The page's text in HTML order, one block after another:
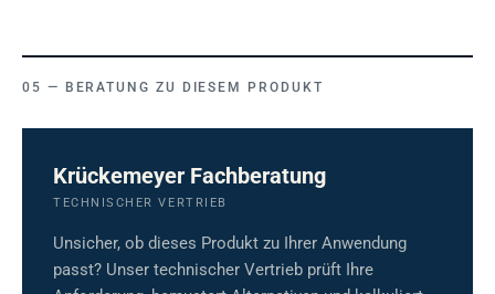
BERATUNG ZU DIESEM PRODUKT
Krückemeyer Fachberatung
TECHNISCHER VERTRIEB
Unsicher, ob dieses Produkt zu Ihrer Anwendung
passt? Unser technischer Vertrieb prüft Ihre